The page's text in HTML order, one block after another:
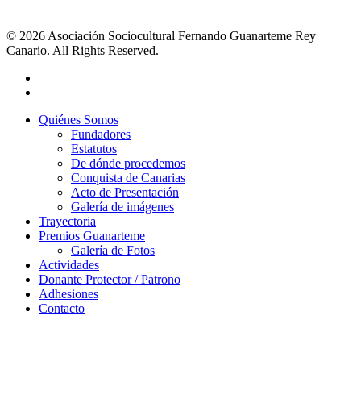
© 2026 Asociación Sociocultural Fernando Guanarteme Rey
Canario. All Rights Reserved.
Quiénes Somos
Fundadores
Estatutos
De dónde procedemos
Conquista de Canarias
Acto de Presentación
Galería de imágenes
Trayectoria
Premios Guanarteme
Galería de Fotos
Actividades
Donante Protector / Patrono
Adhesiones
Contacto